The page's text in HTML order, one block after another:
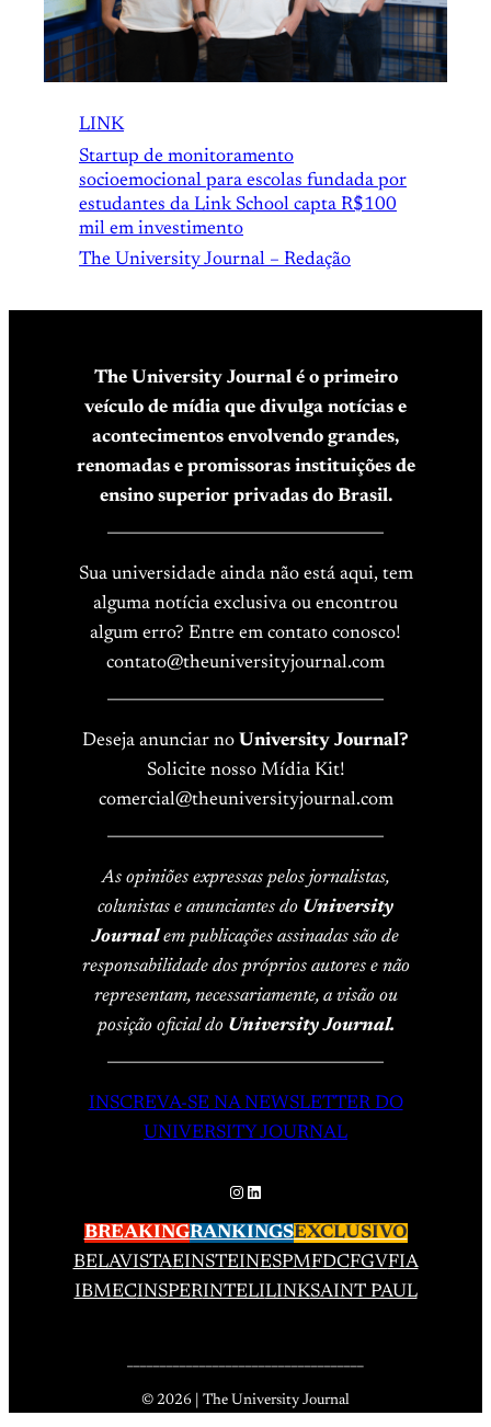
LINK
Startup de monitoramento
socioemocional para escolas fundada por
estudantes da Link School capta R$100
mil em investimento
The University Journal – Redação
The University Journal é o primeiro
veículo de mídia que divulga notícias e
acontecimentos envolvendo grandes,
renomadas e promissoras instituições de
ensino superior privadas do Brasil.
Sua universidade ainda não está aqui, tem
alguma notícia exclusiva ou encontrou
algum erro? Entre em contato conosco!
contato@theuniversityjournal.com
Deseja anunciar no University Journal?
Solicite nosso Mídia Kit!
comercial@theuniversityjournal.com
As opiniões expressas pelos jornalistas,
colunistas e anunciantes do University
Journalem publicações assinadas são de
responsabilidade dos próprios autores e não
representam, necessariamente, a visão ou
posição oficial do University Journal.
INSCREVA-SE NA NEWSLETTER DO
UNIVERSITY JOURNAL
Instagram
LinkedIn
BREAKINGRANKINGSEXCLUSIVO
BELAVISTAEINSTEINESPMFDCFGVFIA
IBMECINSPERINTELILINKSAINT PAUL
© 2026 | The University Journal